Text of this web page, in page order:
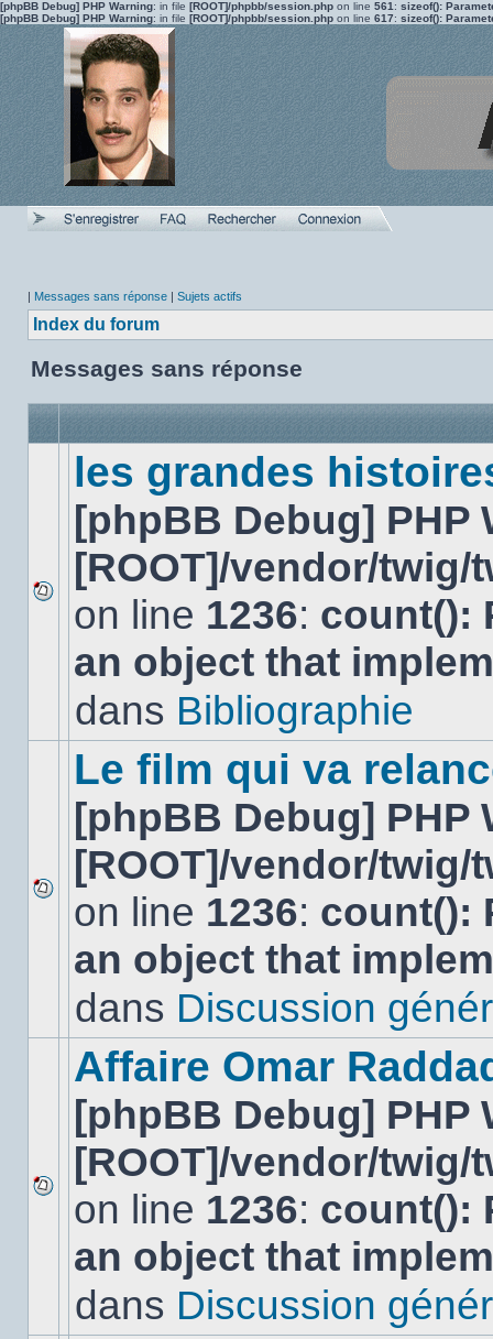
[phpBB Debug] PHP Warning: in file [ROOT]/phpbb/session.php on line 561 : sizeof():
[phpBB Debug] PHP Warning: in file [ROOT]/phpbb/session.php on line 617: sizeof():
| Messages sans réponse | Sujets actifs
Index du forum
Messages sans réponse
Aucun
nouveau
message
non-
dans
les grandes
[phpBB Debug] PHP
[ROOT]/vendor/
on line 1236: count():
an object that
dans Bibliographie
Aucun
nouveau
message
non-
dans
Le film qui va
[phpBB Debug] PHP
[ROOT]/vendor/
on line 1236: count():
an object that
dans Discussion
Aucun
nouveau
message
non-
dans
Affaire Omar
[phpBB Debug] PHP
[ROOT]/vendor/
on line 1236: count():
an object that
dans Discussion